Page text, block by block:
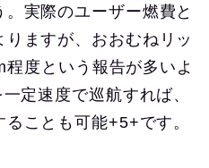
実際のユーザー燃費と
ますが、おおむねリッ
度という報告が多いよ
定速度で巡航すれば、
ことも可能+5+です。